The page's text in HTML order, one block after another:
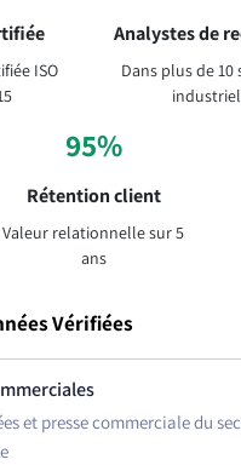
ISO
Analystes de
Dans plus de 10
95%
Rétention client
Valeur relationnelle sur 5
ans
Vérifiées
et presse commerciale du